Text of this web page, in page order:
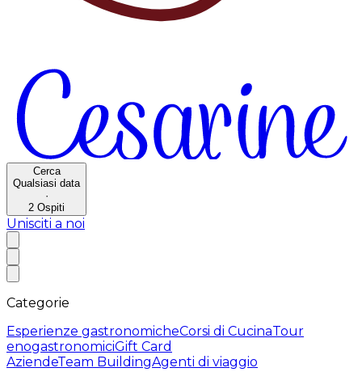
Cerca
Qualsiasi data
·
2 Ospiti
Unisciti a noi
Categorie
Esperienze gastronomicheCorsi di CucinaTour
enogastronomiciGift Card
AziendeTeam BuildingAgenti di viaggio